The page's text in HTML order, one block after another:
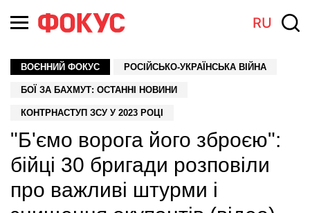
RU
ВОЄННИЙ ФОКУС РОСІЙСЬКО-УКРАЇНСЬКА ВІЙНА
БОЇ ЗА БАХМУТ: ОСТАННІ НОВИНИ
КОНТРНАСТУП ЗСУ У 2023 РОЦІ
"Б'ємо ворога його зброєю":
бійці 30 бригади розповіли
про важливі штурми і